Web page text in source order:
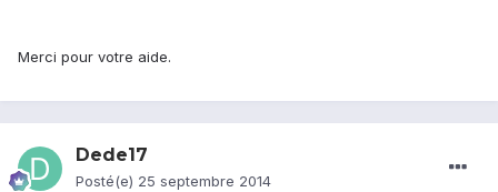
Merci pour votre aide.
Dede17
Posté(e) 25 septembre 2014